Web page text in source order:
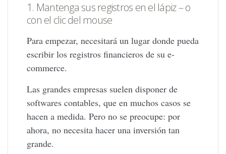
1. Mantenga sus registros en el lápiz – o
con el clic del mouse
Para empezar, necesitará un lugar donde pueda
escribir los registros financieros de su e-
commerce.
Las grandes empresas suelen disponer de
softwares contables, que en muchos casos se
hacen a medida. Pero no se preocupe: por
ahora, no necesita hacer una inversión tan
grande.